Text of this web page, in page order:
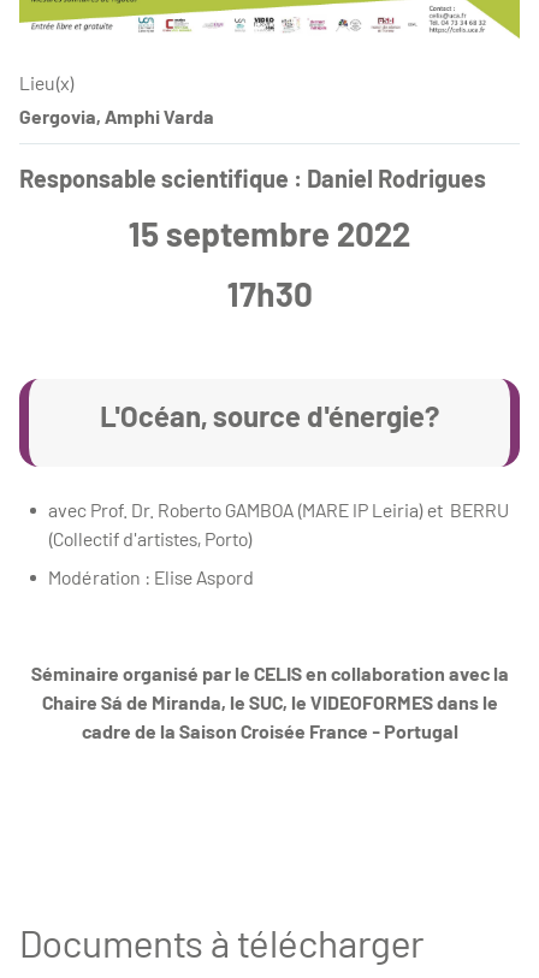
Lieu(x)
Gergovia, Amphi Varda
Responsable scientifique : Daniel Rodrigues
15 septembre 2022
17h30
L'Océan, source d'énergie?
avec Prof. Dr. Roberto GAMBOA (MARE IP Leiria) et BERRU
(Collectif d'artistes, Porto)
Modération : Elise Aspord
Séminaire organisé par le CELIS en collaboration avec la
Chaire Sá de Miranda, le SUC, le VIDEOFORMES dans le
cadre de la Saison Croisée France - Portugal
Documents à télécharger